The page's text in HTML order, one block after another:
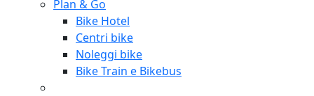
Plan & Go
Bike Hotel
Centri bike
Noleggi bike
Bike Train e Bikebus